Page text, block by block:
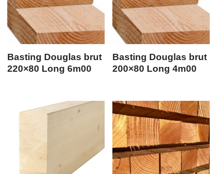
Basting Douglas brut
220×80 Long 6m00
Basting Douglas brut
200×80 Long 4m00